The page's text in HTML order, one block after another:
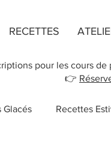
RECETTES
pour les cours
👉
Glacés Recettes